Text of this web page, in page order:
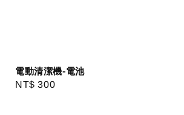
電動清潔機-電池
Regular
NT$ 300